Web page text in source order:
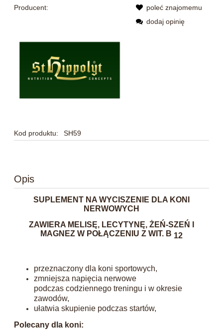
Producent:
Kod produktu: SH59
poleć znajomemu
dodaj opinię
Opis
SUPLEMENT NA WYCISZENIE DLA KONI
NERWOWYCH
ZAWIERA MELISĘ, LECYTYNĘ, ŻEŃ-SZEŃ I
MAGNEZ W POŁĄCZENIU Z WIT. B 12
przeznaczony dla koni sportowych,
zmniejsza napięcia nerwowe
podczas codziennego treningu i w okresie
zawodów,
ułatwia skupienie podczas startów,
Polecany dla koni: